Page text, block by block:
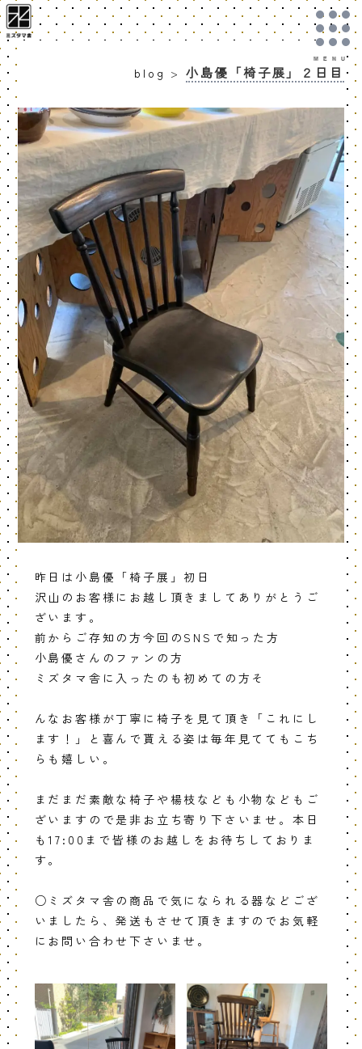
blog > 小島優「椅子展」２日目
昨日は小島優「椅子展」初日
沢山のお客様にお越し頂きましてありがとうご
ざいます。
前からご存知の方今回のSNSで知った方
小島優さんのファンの方
ミズタマ舎に入ったのも初めての方そ
んなお客様が丁寧に椅子を見て頂き「これにし
ます！」と喜んで貰える姿は毎年見ててもこち
らも嬉しい。
まだまだ素敵な椅子や楊枝なども小物などもご
ざいますので是非お立ち寄り下さいませ。本日
も17:00まで皆様のお越しをお待ちしておりま
す。
○ミズタマ舎の商品で気になられる器などござ
いましたら、発送もさせて頂きますのでお気軽
にお問い合わせ下さいませ。